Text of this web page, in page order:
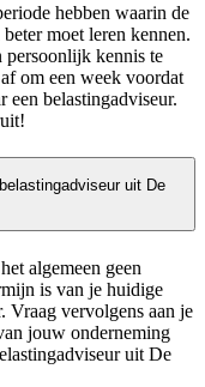
hebben waarin de
moet leren kennen.
persoonlijk kennis te
om een week voordat
een belastingadviseur.
uit De
algemeen geen
is van je huidige
Vraag vervolgens aan je
jouw onderneming
uit De